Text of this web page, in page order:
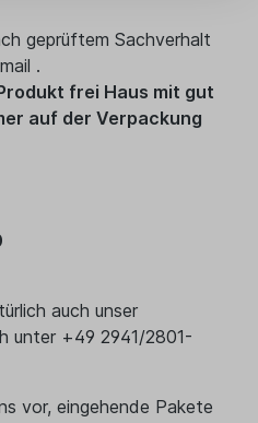
geprüftem Sachverhalt
.
frei Haus mit gut
auf der Verpackung
auch unser
unter +49 2941/2801-
vor, eingehende Pakete